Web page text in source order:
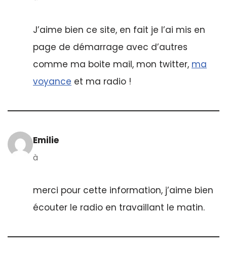
J’aime bien ce site, en fait je l’ai mis en
page de démarrage avec d’autres
comme ma boite mail, mon twitter, ma
voyance et ma radio !
Emilie
à
merci pour cette information, j’aime bien
écouter le radio en travaillant le matin.